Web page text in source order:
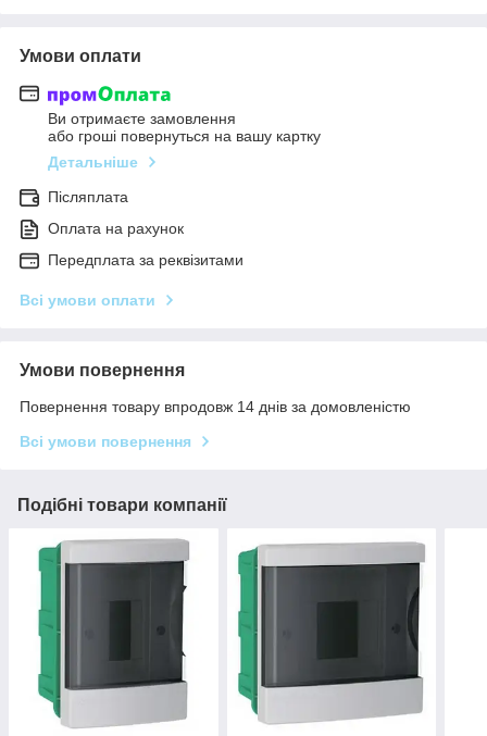
Умови оплати
Ви отримаєте замовлення
або гроші повернуться на вашу картку
Детальніше
Післяплата
Оплата на рахунок
Передплата за реквізитами
Всі умови оплати
Умови повернення
Повернення товару впродовж 14 днів за домовленістю
Всі умови повернення
Подібні товари компанії